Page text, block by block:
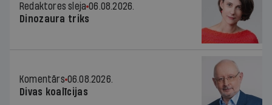
Redaktores sleja 06.08.2026.
Dinozaura triks
Komentārs 06.08.2026.
Divas koalīcijas